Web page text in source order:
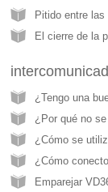
Pitido entre las
¿Tengo una
¿Por qué no
¿Cómo
Emparejar